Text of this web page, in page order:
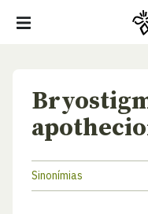
Sinonímias